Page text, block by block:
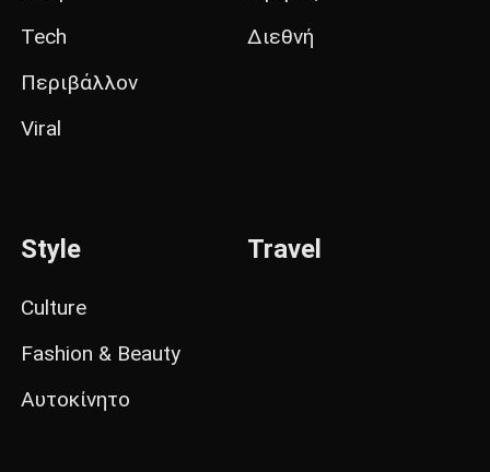
Tech
Περιβάλλον
Viral
Διεθνή
Style
Culture
Fashion & Beauty
Αυτοκίνητο
Travel